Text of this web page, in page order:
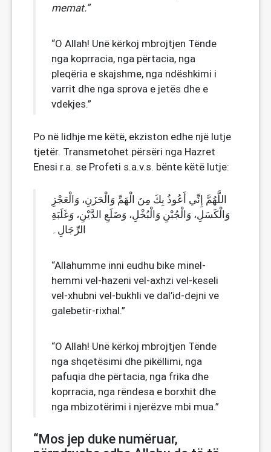
memat.”
“O Allah! Unë kërkoj mbrojtjen Tënde
nga koprracia, nga përtacia, nga
pleqëria e skajshme, nga ndëshkimi i
varrit dhe nga sprova e jetës dhe e
vdekjes.”
Po në lidhje me këtë, ekziston edhe një lutje
tjetër. Transmetohet përsëri nga Hazret
Enesi r.a. se Profeti s.a.v.s. bënte këtë lutje:
اللَّهُمَّ إِنِّي أَعُوذُ بِكَ مِنَ الْهَمِّ وَالْحَزَنِ، وَالْعَجْزِ
وَالْكَسَلِ، وَالْجُبْنِ وَالْبُخْلِ، وَضَلَعِ الدَّيْنِ، وَغَلَبَةِ
الرِّجَالِ۔
“Allahumme inni eudhu bike minel-
hemmi vel-hazeni vel-axhzi vel-keseli
vel-xhubni vel-bukhli ve dal’id-dejni ve
galebetir-rixhal.”
“O Allah! Unë kërkoj mbrojtjen Tënde
nga shqetësimi dhe pikëllimi, nga
pafuqia dhe përtacia, nga frika dhe
koprracia, nga rëndesa e borxhit dhe
nga mbizotërimi i njerëzve mbi mua.”
“Mos jep duke numëruar,